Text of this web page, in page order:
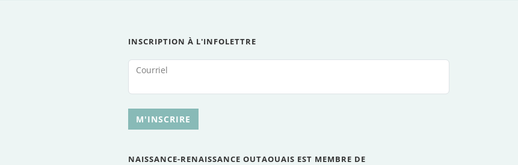
INSCRIPTION À L'INFOLETTRE
Courriel
M'INSCRIRE
NAISSANCE-RENAISSANCE OUTAOUAIS EST MEMBRE DE